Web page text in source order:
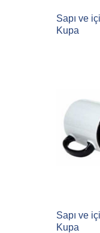
Sapı ve
Kupa
Sapı ve
Kupa